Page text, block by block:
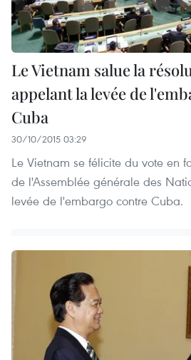
Le Vietnam salue la
appelant la levée de
Cuba
30/10/2015 03:29
Le Vietnam se félicite du vote en
de l'Assemblée générale des
levée de l'embargo contre Cuba.